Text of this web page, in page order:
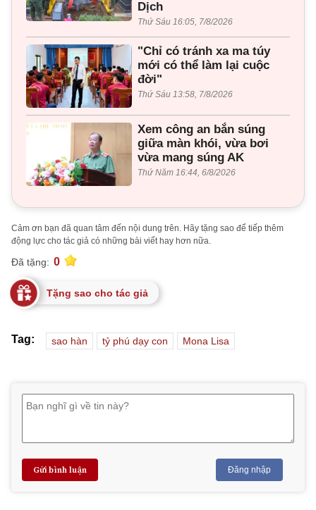
Dịch
Thứ Sáu 16:05, 7/8/2026
"Chỉ có tránh xa ma túy
mới có thể làm lại cuộc
đời"
Thứ Sáu 13:58, 7/8/2026
Xem công an bắn súng
giữa màn khói, vừa bơi
vừa mang súng AK
Thứ Năm 16:44, 6/8/2026
Cảm ơn bạn đã quan tâm đến nội dung trên. Hãy tặng sao để tiếp thêm
động lực cho tác giả có những bài viết hay hơn nữa.
Đã tặng: 0
Tặng sao cho tác giả
Tag: sao hàn tỷ phú dạy con Mona Lisa
Gửi bình luận Đăng nhập